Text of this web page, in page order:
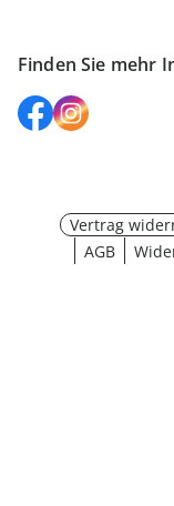
Finden Sie mehr
Vertrag
AGB